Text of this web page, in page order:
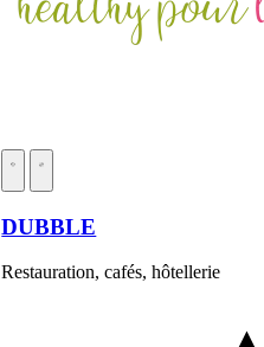
DUBBLE
Restauration, cafés, hôtellerie